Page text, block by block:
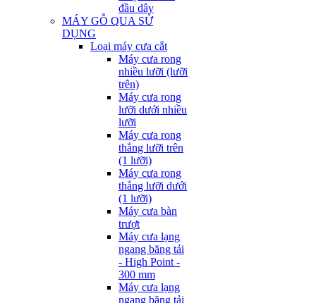
đầu dây
MÁY GỖ QUA SỬ
DỤNG
Loại máy cưa cắt
Máy cưa rong
nhiều lưỡi (lưỡi
trên)
Máy cưa rong
lưỡi dưới nhiều
lưỡi
Máy cưa rong
thẳng lưỡi trên
(1 lưỡi)
Máy cưa rong
thẳng lưỡi dưới
(1 lưỡi)
Máy cưa bàn
trượt
Máy cưa lạng
ngang băng tải
- High Point -
300 mm
Máy cưa lạng
ngang băng tải